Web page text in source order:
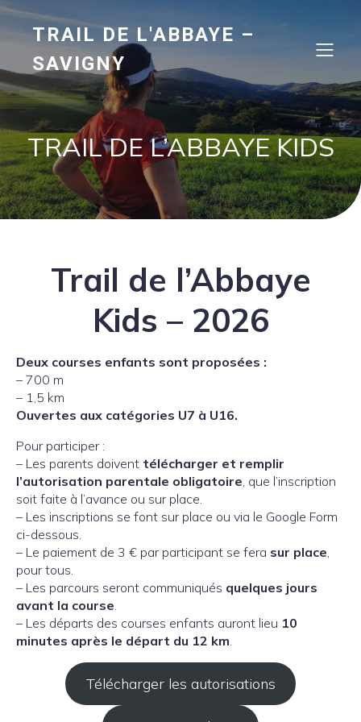
TRAIL DE L'ABBAYE –
SAVIGNY
TRAIL DE L’ABBAYE KIDS
Trail de l’Abbaye
Kids – 2026
Deux courses enfants sont proposées :
– 700 m
– 1,5 km
Ouvertes aux catégories U7 à U16.
Pour participer :
– Les parents doivent télécharger et remplir
l’autorisation parentale obligatoire, que l’inscription
soit faite à l’avance ou sur place.
– Les inscriptions se font sur place ou via le Google Form
ci-dessous.
– Le paiement de 3 € par participant se fera sur place,
pour tous.
– Les parcours seront communiqués quelques jours
avant la course.
– Les départs des courses enfants auront lieu 10
minutes après le départ du 12 km.
Télécharger les autorisations